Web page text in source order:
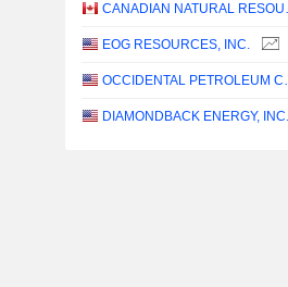
EOG RESOURCES, INC.
DIAMONDBACK ENERGY, INC.